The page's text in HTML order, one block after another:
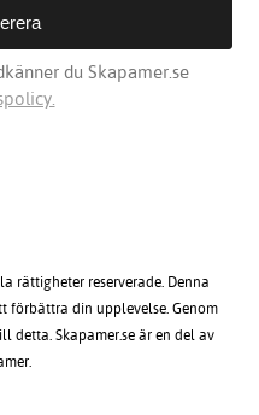
du Skapamer.se
rättigheter reserverade. Denna
förbättra din upplevelse. Genom
detta. Skapamer.se är en del av